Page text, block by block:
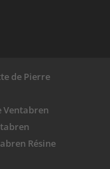
de Pierre
Ventabren
Résine